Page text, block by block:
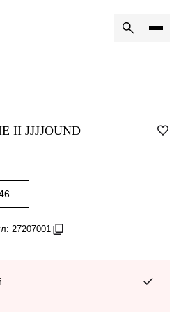
II JJJJOUND
27207001